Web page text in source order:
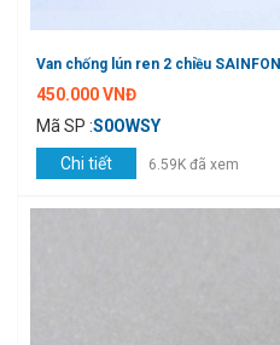
Van chống lún ren 2 chiều SAINFON
450.000 VNĐ
Mã SP :S0OWSY
Chi tiết
6.59K đã xem